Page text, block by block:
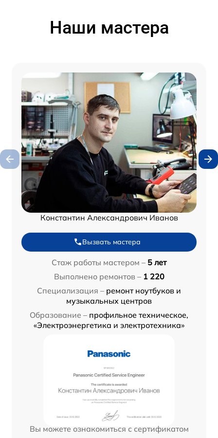
Наши мастера
Константин Александрович Иванов
Вызвать мастера
Стаж работы мастером – 5 лет
Выполнено ремонтов – 1 220
Специализация – ремонт ноутбуков и
музыкальных центров
Образование – профильное техническое,
«Электроэнергетика и электротехника»
Вы можете ознакомиться с сертификатом